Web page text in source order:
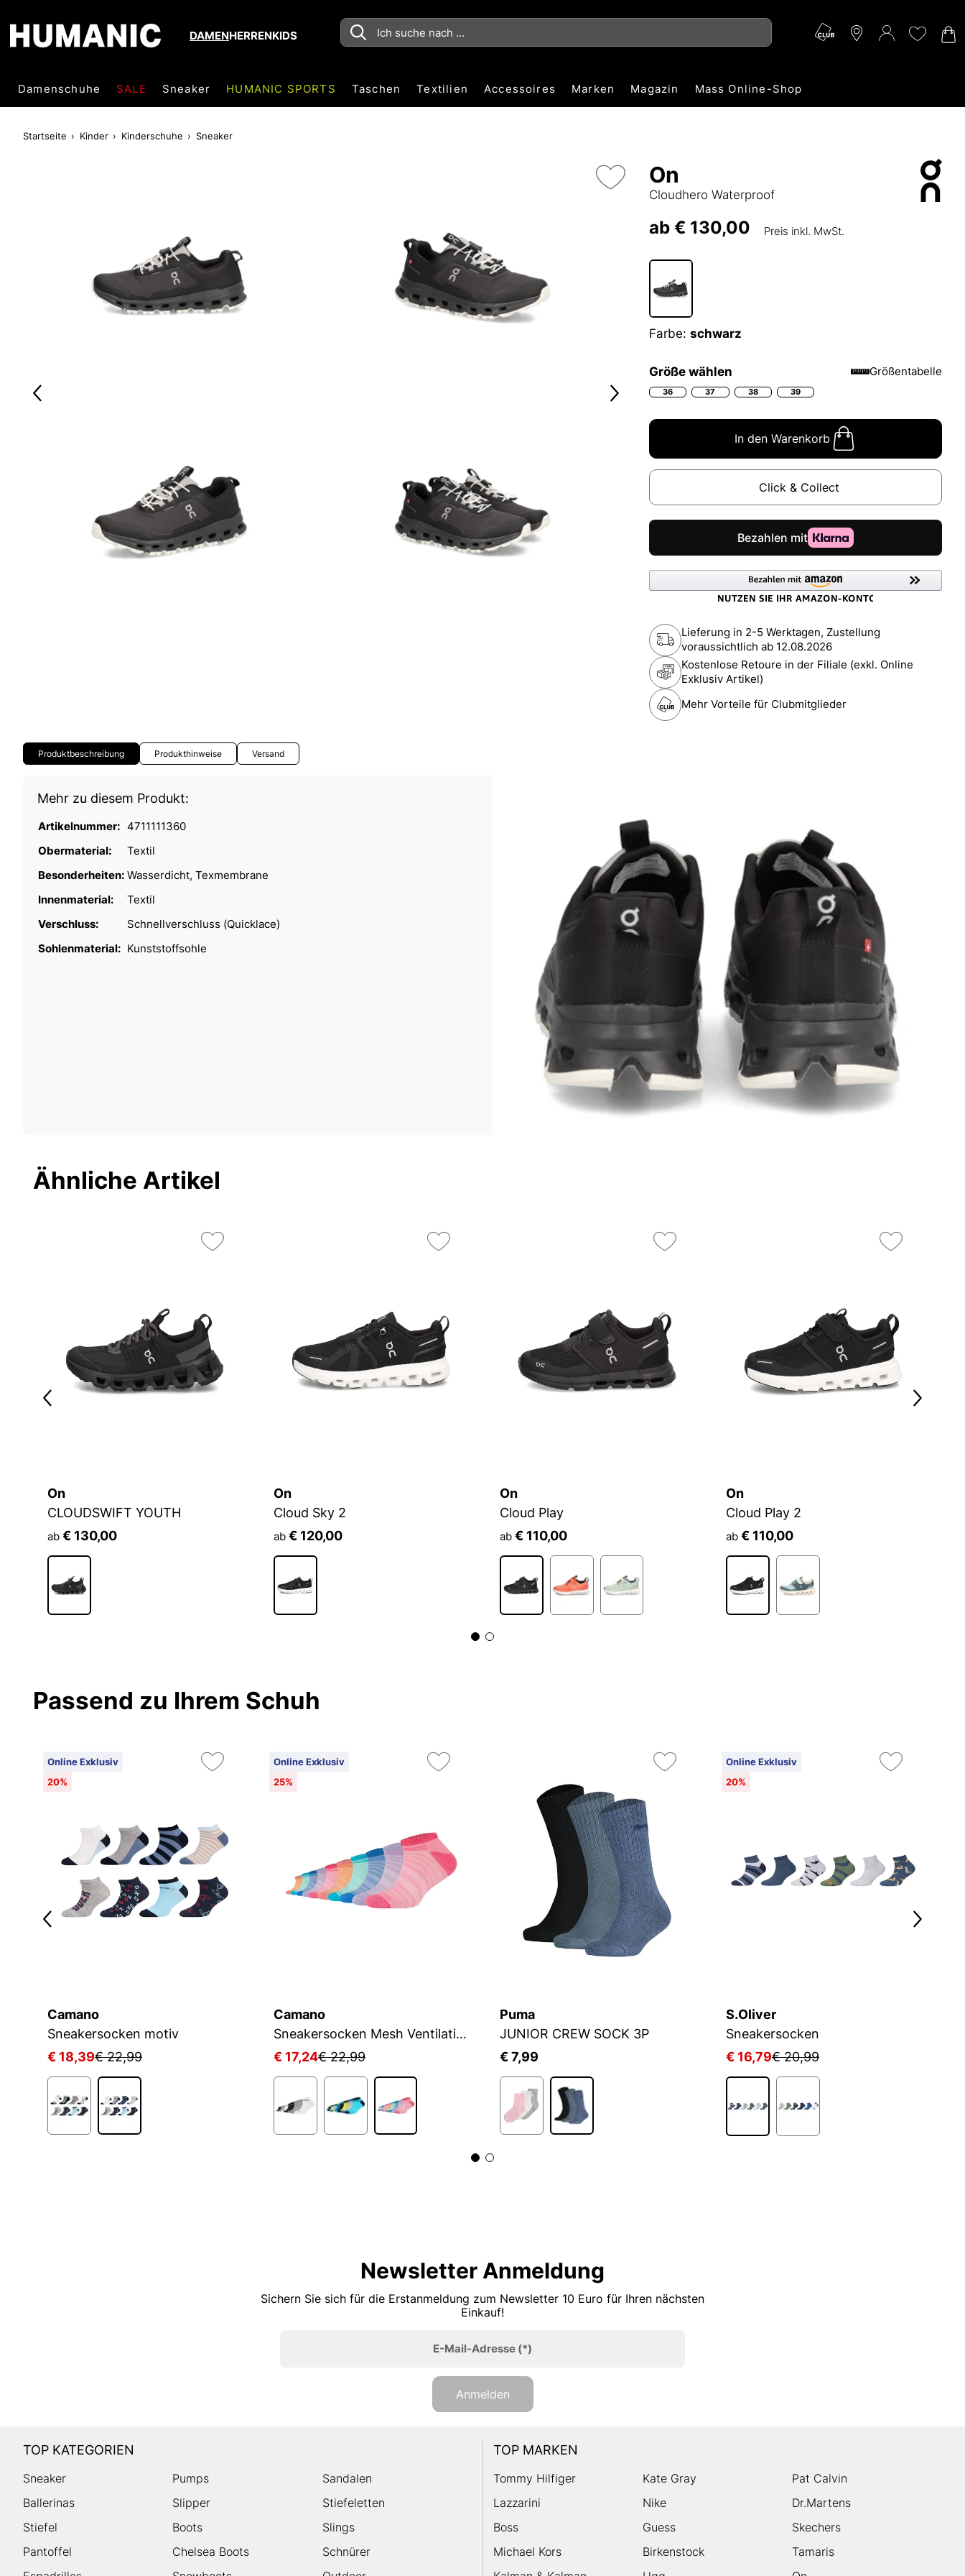
DAMENHERRENKIDS
Damenschuhe SALE Sneaker HUMANIC SPORTS Taschen Textilien Accessoires Marken Magazin Mass Online-Shop
Startseite Kinder Kinderschuhe Sneaker
On
Cloudhero Waterproof
ab € 130,00 Preis inkl. MwSt.
Farbe: schwarz
Größe wählen Größentabelle
36 37 38 39
In den Warenkorb
Click & Collect
Lieferung in 2-5 Werktagen, Zustellung
voraussichtlich ab 12.08.2026
Kostenlose Retoure in der Filiale (exkl. Online
Exklusiv Artikel)
Mehr Vorteile für Clubmitglieder
Produktbeschreibung Produkthinweise Versand
Mehr zu diesem Produkt:
Artikelnummer: 4711111360
Obermaterial:
Textil
Besonderheiten: Wasserdicht, Texmembrane
Innenmaterial:
Textil
Verschluss:
Schnellverschluss (Quicklace)
Sohlenmaterial: Kunststoffsohle
Ähnliche Artikel
On
CLOUDSWIFT YOUTH
ab € 130,00
On
Cloud Sky 2
ab € 120,00
On
Cloud Play
ab € 110,00
On
Cloud Play 2
ab € 110,00
Passend zu Ihrem Schuh
Online Exklusiv
20%
Camano
Sneakersocken motiv
€ 18,39€ 22,99
Online Exklusiv
25%
Camano
Sneakersocken Mesh Ventilation
€ 17,24€ 22,99
Puma
JUNIOR CREW SOCK 3P
€ 7,99
Online Exklusiv
20%
S.Oliver
Sneakersocken
€ 16,79€ 20,99
Newsletter Anmeldung
Sichern Sie sich für die Erstanmeldung zum Newsletter 10 Euro für Ihren nächsten
Einkauf!
E-Mail-Adresse(*)
Anmelden
TOP KATEGORIEN
Sneaker Pumps
Sandalen
Ballerinas
Slipper
Stiefeletten
Stiefel
Boots
Slings
Pantoffel
Chelsea Boots
Schnürer
TOP MARKEN
Tommy Hilfiger Kate Gray
Pat Calvin
Lazzarini
Nike
Dr.Martens
Boss
Guess
Skechers
Michael Kors
Birkenstock
Tamaris